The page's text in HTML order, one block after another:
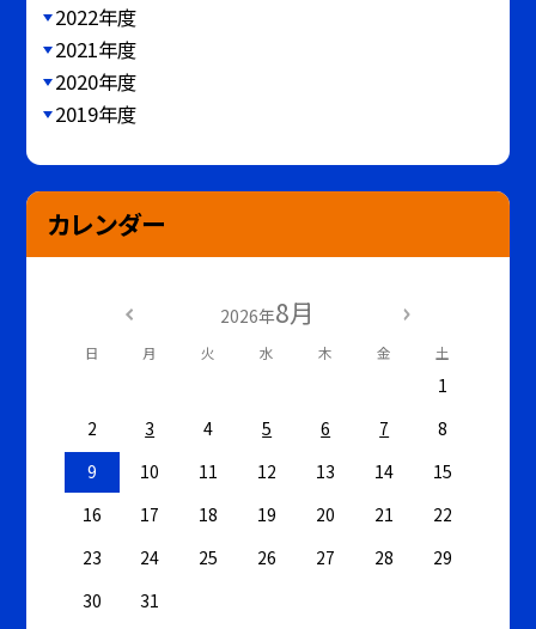
2022年度
2021年度
2020年度
2019年度
カレンダー
2026年8月
日 月 火 水 木 金 土
1
2
3 4 5 6 7
8
9
10 11 12 13 14
15
16
17 18 19 20 21
22
23
24 25 26 27 28
29
30
31